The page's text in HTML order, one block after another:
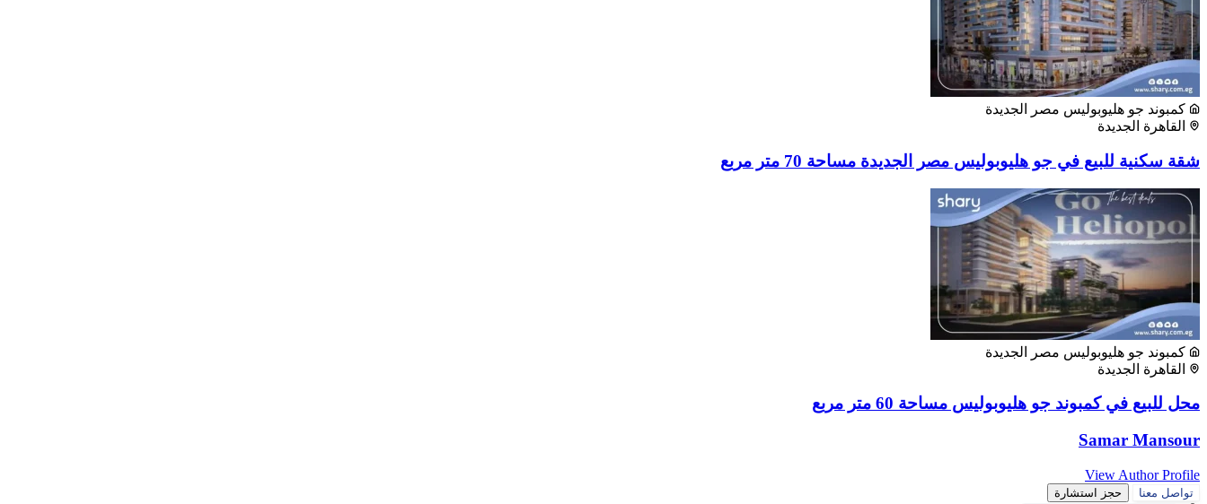
كمبوند جو هليوبوليس مصر الجديدة
القاهرة الجديدة
شقة سكنية للبيع في جو هليوبوليس مصر الجديدة مساحة 70 متر مربع
كمبوند جو هليوبوليس مصر الجديدة
القاهرة الجديدة
محل للبيع في كمبوند جو هليوبوليس مساحة 60 متر مربع
Samar Mansour
View Author Profile
تواصل معنا حجز استشارة